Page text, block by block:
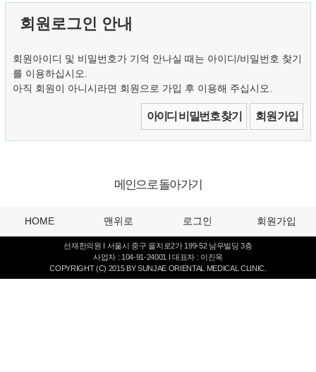
회원로그인 안내
회원아이디 및 비밀번호가 기억 안나실 때는 아이디/비밀번호 찾기
를 이용하십시오.
아직 회원이 아니시라면 회원으로 가입 후 이용해 주십시오.
아이디 비밀번호 찾기 회원 가입
메인으로 돌아가기
HOME 맨위로 로그인 회원가입
선재한의원 I 서울시 중구 을지로2가 199-52 남우빌딩 3층
사업자 : 104-91-24001 I 대표자 : 이진욱
COPYRIGHT (C) 2015 BY SUNJAE ORIENTAL MEDICAL CLINIC.